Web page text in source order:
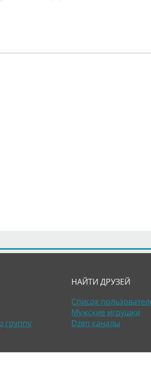
группу
НАЙТИ ДРУЗЕЙ
Список
Мужские игрушки
Dzen каналы